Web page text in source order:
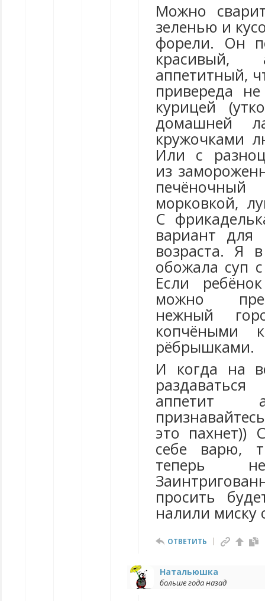
Можно
зеленью и
форели. Он
красивый,
аппетитный,
привереда
курицей
домашней
кружочками
Или с
из
морковкой,
С
вариант
возраста. Я
обожала суп
Если
можно
нежный
копчёными
рёбрышками.
И когда на
аппетит
это пахнет))
себе варю,
теперь
просить
налили миску
ОТВЕТИТЬ
Натальюшка
больше года назад